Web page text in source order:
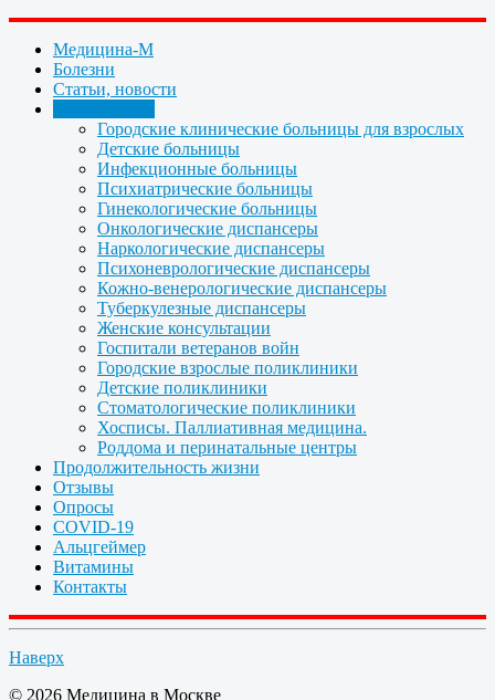
Медицина-М
Болезни
Статьи, новости
Городские клинические больницы для взрослых
Детские больницы
Инфекционные больницы
Психиатрические больницы
Гинекологические больницы
Онкологические диспансеры
Наркологические диспансеры
Психоневрологические диспансеры
Кожно-венерологические диспансеры
Туберкулезные диспансеры
Женские консультации
Госпитали ветеранов войн
Городские взрослые поликлиники
Детские поликлиники
Стоматологические поликлиники
Хосписы. Паллиативная медицина.
Роддома и перинатальные центры
Продолжительность жизни
Отзывы
Опросы
COVID-19
Альцгеймер
Витамины
Контакты
Наверх
© 2026 Медицина в Москве